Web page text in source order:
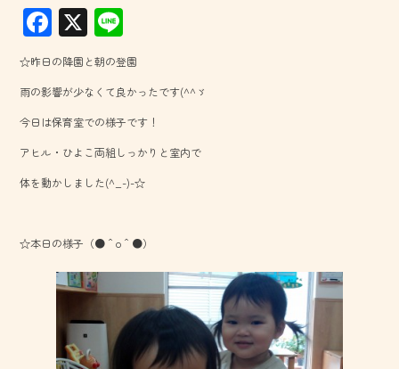
F
ac
e
b
o
ok
X
ne
☆昨日の降園と朝の登園
雨の影響が少なくて良かったです(^^ゞ
今日は保育室での様子です！
アヒル・ひよこ両組しっかりと室内で
体を動かしました(^_-)-☆
☆本日の様子（●＾o＾●）